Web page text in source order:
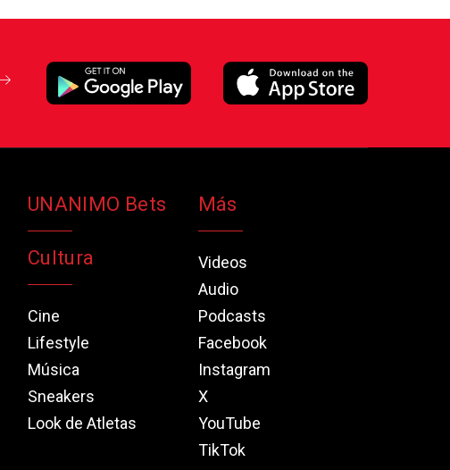
UNANIMO Bets
Cultura
Cine
Lifestyle
Música
Sneakers
Look de Atletas
Más
Videos
Audio
Podcasts
Facebook
Instagram
X
YouTube
TikTok